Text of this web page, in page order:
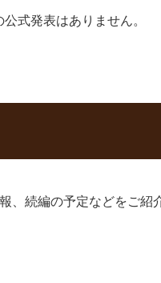
式発表はありません。
続編の予定などをご紹